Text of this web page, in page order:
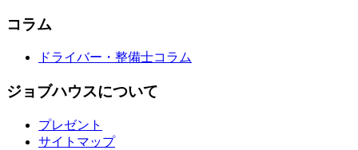
コラム
ドライバー・整備士コラム
ジョブハウスについて
プレゼント
サイトマップ